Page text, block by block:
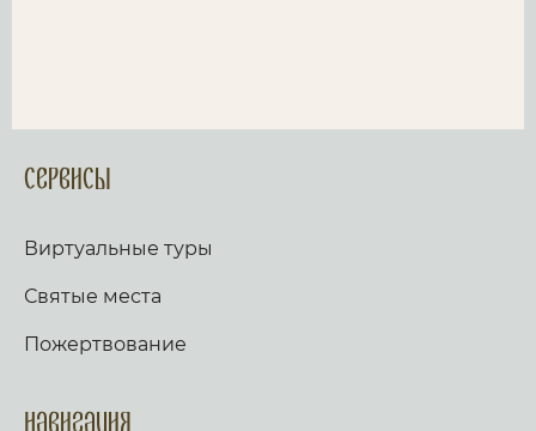
Сервисы
Виртуальные туры
Святые места
Пожертвование